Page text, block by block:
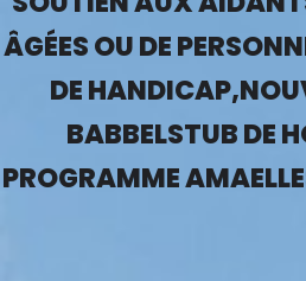
ÂGÉES OU DE
DE
BABBELSTUB DE
PROGRAMME